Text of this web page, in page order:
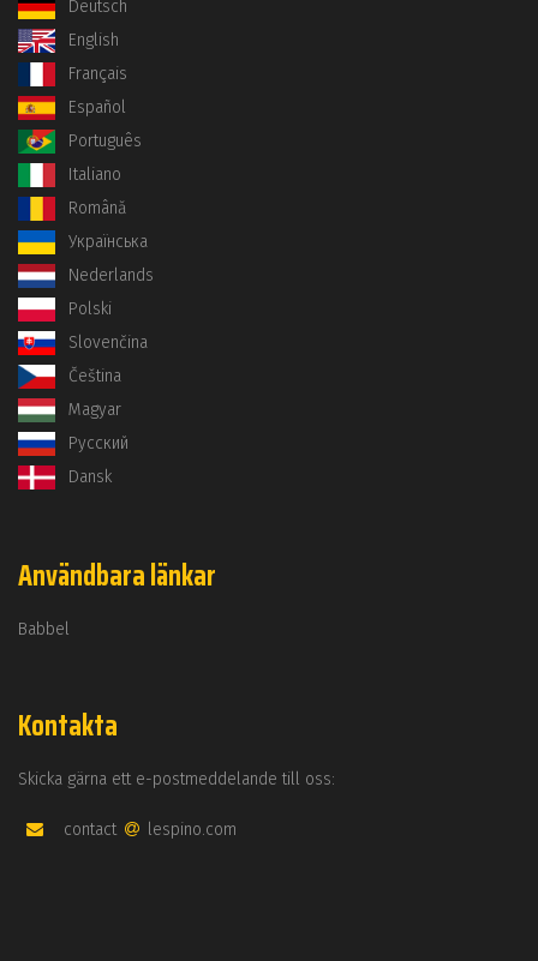
Deutsch
English
Français
Español
Português
Italiano
Română
Українська
Nederlands
Polski
Slovenčina
Čeština
Magyar
Русский
Dansk
Användbara länkar
Babbel
Kontakta
Skicka gärna ett e-postmeddelande till oss:
contact lespino.com